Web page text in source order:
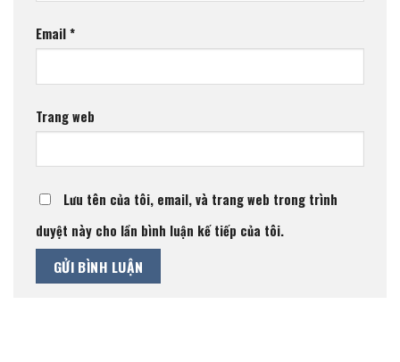
Email*
Trang web
Lưu tên của tôi, email, và trang web trong trình
duyệt này cho lần bình luận kế tiếp của tôi.